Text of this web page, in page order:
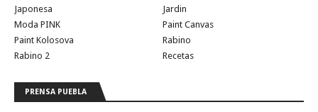
Japonesa
Jardin
Moda PINK
Paint Canvas
Paint Kolosova
Rabino
Rabino 2
Recetas
PRENSA PUEBLA